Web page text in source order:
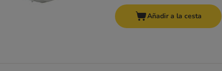
Añadir a la cesta